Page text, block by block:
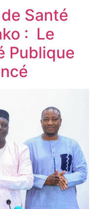
Santé
: Le
Publique